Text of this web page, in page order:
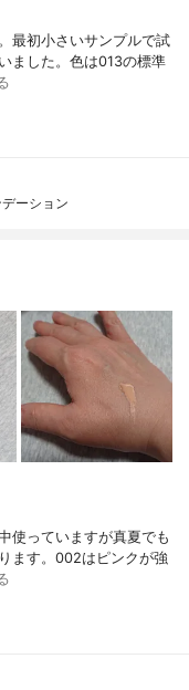
最初小さいサンプルで試
ました。色は013の標準
ーション
使っていますが真夏でも
ます。002はピンクが強